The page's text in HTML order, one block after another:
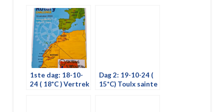
1ste dag: 18-10-
24 ( 18*C ) Vertrek
Dag 2: 19-10-24 (
15*C) Toulx sainte